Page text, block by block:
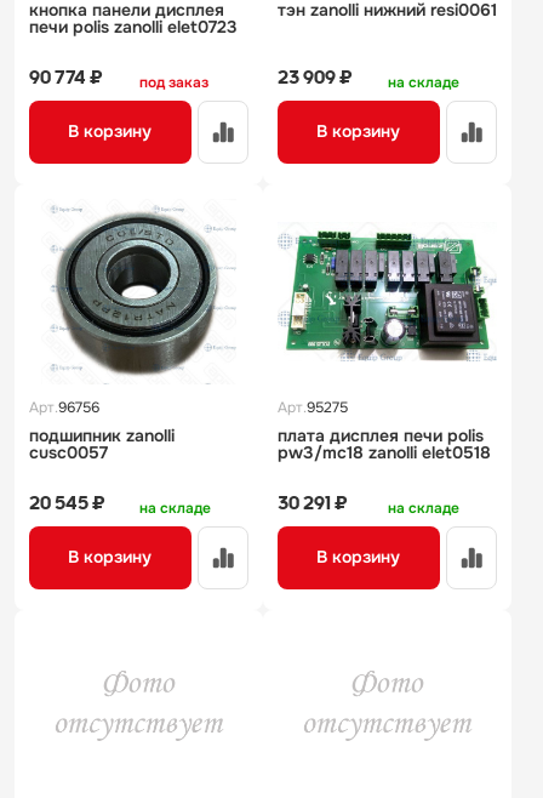
кнопка панели дисплея
печи polis zanolli elet0723
под заказ
90 774 ₽
В корзину
тэн zanolli нижний resi0061
на складе
23 909 ₽
В корзину
Арт.96756
подшипник zanolli
cusc0057
на складе
20 545 ₽
В корзину
Арт.95275
плата дисплея печи polis
pw3/mc18 zanolli elet0518
на складе
30 291 ₽
В корзину